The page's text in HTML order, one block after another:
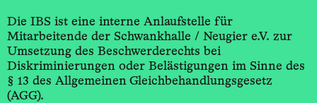
Die IBS ist eine interne Anlaufstelle für
Mitarbeitende der Schwankhalle / Neugier e.V. zur
Umsetzung des Beschwerderechts bei
Diskriminierungen oder Belästigungen im Sinne des
§ 13 des Allgemeinen Gleichbehandlungsgesetz
(AGG).